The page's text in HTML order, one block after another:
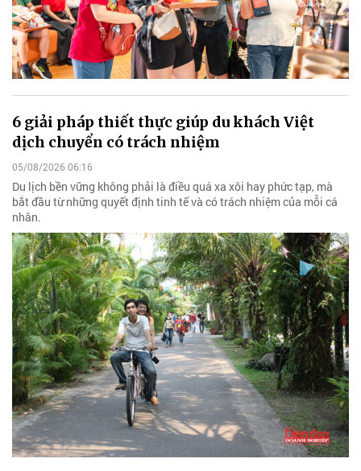
6 giải pháp thiết thực giúp du khách Việt
dịch chuyển có trách nhiệm
05/08/2026 06:16
Du lịch bền vững không phải là điều quá xa xôi hay phức tạp, mà
bắt đầu từ những quyết định tinh tế và có trách nhiệm của mỗi cá
nhân.